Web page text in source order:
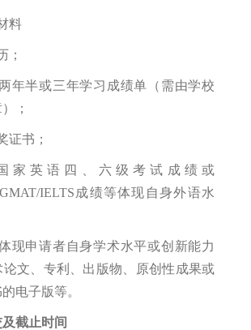
料
；
两年半或三年学习成绩单（需由学校
；
证书；
家英语四、六级考试成绩或
IELTS成绩等体现自身外语水
体现申请者自身学术水平或创新能力
论文、专利、出版物、原创性成果或
电子版等。
截止时间